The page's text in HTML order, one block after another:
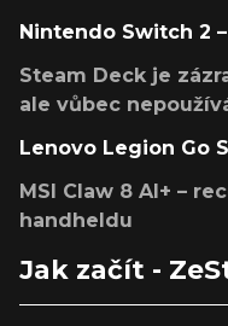
Nintendo Switch 2
Steam Deck je
ale vůbec
Lenovo Legion Go
MSI Claw 8 AI+ –
handheldu
Jak začít -